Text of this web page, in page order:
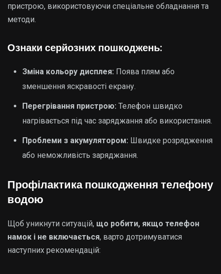
пристрою, використовуючи спеціальне обладнання та
методи.
Ознаки серйозних пошкоджень:
Зміна кольору дисплея: Поява плям або
зменшення яскравості екрану.
Перегрівання пристрою: Телефон швидко
нагрівається під час заряджання або використання.
Проблеми з акумулятором: Швидке розрядження
або неможливість заряджання.
Профілактика пошкодження телефону
водою
Щоб уникнути ситуацій, що робити, якщо телефон
намок і не включається, варто дотримуватися
наступних рекомендацій: